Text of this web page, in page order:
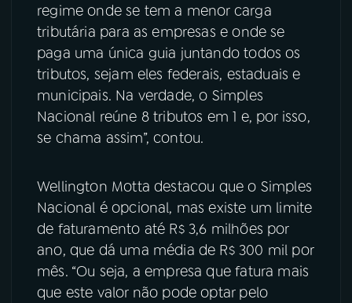
TikTok
regime onde se tem a menor carga
tributária para as empresas e onde se
paga uma única guia juntando todos os
tributos, sejam eles federais, estaduais e
municipais. Na verdade, o Simples
Nacional reúne 8 tributos em 1 e, por isso,
se chama assim”, contou.
Wellington Motta destacou que o Simples
Nacional é opcional, mas existe um limite
de faturamento até R$ 3,6 milhões por
ano, que dá uma média de R$ 300 mil por
mês. “Ou seja, a empresa que fatura mais
que este valor não pode optar pelo